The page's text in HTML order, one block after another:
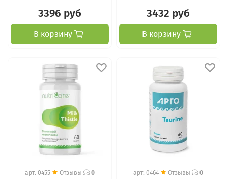
3396 руб
В корзину
3432 руб
В корзину
арт. 0455 Отзывы 0 арт. 0464 Отзывы 0